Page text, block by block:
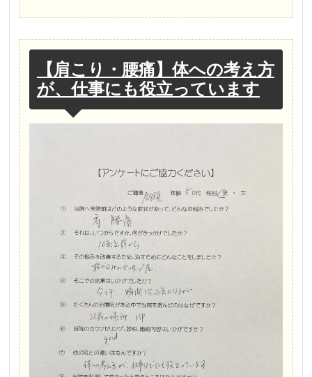
【肩こり・腰痛】体への考え方
が、仕事にも役立っています